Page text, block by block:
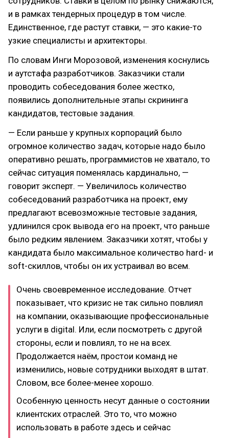
и в рамках тендерных процедур в том числе.
Единственное, где растут ставки, — это какие-то
узкие специалисты и архитекторы.
По словам Инги Морозовой, изменения коснулись
и аутстафа разработчиков. Заказчики стали
проводить собеседования более жестко,
появились дополнительные этапы скрининга
кандидатов, тестовые задания.
— Если раньше у крупных корпораций было
огромное количество задач, которые надо было
оперативно решать, программистов не хватало, то
сейчас ситуация поменялась кардинально, —
говорит эксперт. — Увеличилось количество
собеседований разработчика на проект, ему
предлагают всевозможные тестовые задания,
удлинился срок вывода его на проект, что раньше
было редким явлением. Заказчики хотят, чтобы у
кандидата было максимальное количество hard- и
soft-скиллов, чтобы он их устраивал во всем.
Очень своевременное исследование. Отчет
показывает, что кризис не так сильно повлиял
на компании, оказывающие профессиональные
услуги в digital. Или, если посмотреть с другой
стороны, если и повлиял, то не на всех.
Продолжается наём, простои команд не
изменились, новые сотрудники выходят в штат.
Словом, все более-менее хорошо.
Особенную ценность несут данные о состоянии
клиентских отраслей. Это то, что можно
использовать в работе здесь и сейчас